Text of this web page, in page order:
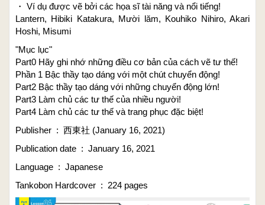
・ Ví dụ được vẽ bởi các họa sĩ tài năng và nổi tiếng!
Lantern, Hibiki Katakura, Mười lăm, Kouhiko Nihiro, Akari
Hoshi, Misumi
"Mục lục"
Part0 Hãy ghi nhớ những điều cơ bản của cách vẽ tư thế!
Phần 1 Bậc thầy tạo dáng với một chút chuyển động!
Part2 Bậc thầy tạo dáng với những chuyển động lớn!
Part3 Làm chủ các tư thế của nhiều người!
Part4 Làm chủ các tư thế và trang phục đặc biệt!
Publisher ‏ : ‎ 西東社 (January 16, 2021)
Publication date ‏ : ‎ January 16, 2021
Language ‏ : ‎ Japanese
Tankobon Hardcover ‏ : ‎ 224 pages